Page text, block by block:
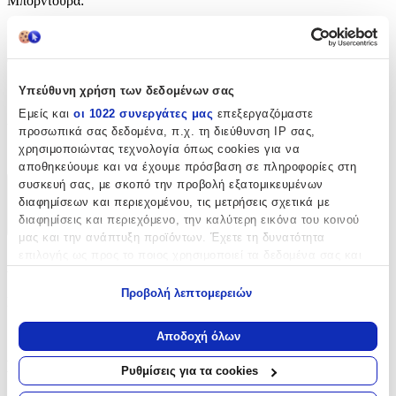
Υπεύθυνη χρήση των δεδομένων σας
Εμείς και οι 1022 συνεργάτες μας επεξεργαζόμαστε
προσωπικά σας δεδομένα, π.χ. τη διεύθυνση IP σας,
χρησιμοποιώντας τεχνολογία όπως cookies για να
αποθηκεύουμε και να έχουμε πρόσβαση σε πληροφορίες στη
συσκευή σας, με σκοπό την προβολή εξατομικευμένων
διαφημίσεων και περιεχομένου, τις μετρήσεις σχετικά με
διαφημίσεις και περιεχόμενο, την καλύτερη εικόνα του κοινού
μας και την ανάπτυξη προϊόντων. Έχετε τη δυνατότητα
Να συλλέξουμε πληροφορίες σχετικά με τη γεωγραφική
σας τοποθεσία, οι οποίες μπορεί να είναι ακριβείς σε
απόσταση μερικών μέτρων
Να αναγνωρίσουμε τη συσκευή σας σαρώνοντας ενεργά
Προβολή λεπτομερειών
Αποδοχή όλων
Ρυθμίσεις για τα cookies
Φωσφοριζέ:
Όχι
3D:
Όχι
Χαρακτηριστικά
+
Χαρακτηριστικά
Βασικά Χαρακτηριστικά